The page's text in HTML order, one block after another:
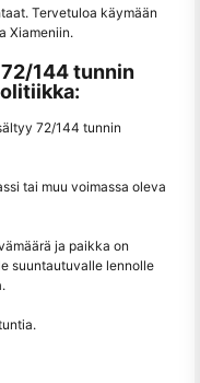
Tervetuloa käymään
Xiameniin.
144 tunnin
72/144 tunnin
tai muu voimassa oleva
ja paikka on
suuntautuvalle lennolle